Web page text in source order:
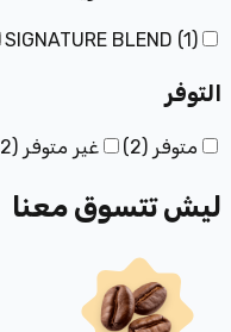
SIGNATURE BLEND (1 )
التوفر
متوفر (
2
) غير متوفر (
2
ليش تتسوق معنا